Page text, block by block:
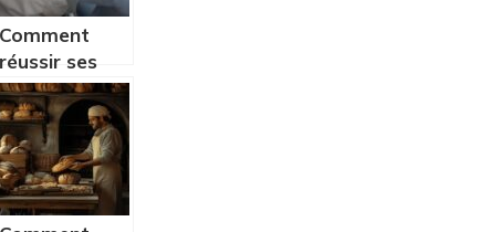
Comment
réussir ses
entretiens en
finance grâce
à The Finance
Army